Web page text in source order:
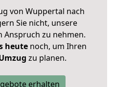
von Wuppertal nach
Sie nicht, unsere
Anspruch zu nehmen.
heutenoch, um Ihren
zu planen.
erhalten